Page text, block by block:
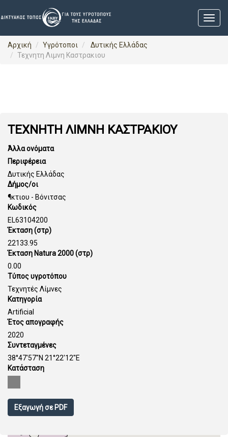
Αρχική Υγρότοποι
Δυτικής Ελλάδας
Τεχνητη Λιμνη Καστρακιου
ΤΕΧΝΗΤΗ ΛΙΜΝΗ ΚΑΣΤΡΑΚΙΟΥ
Άλλα ονόματα
Περιφέρεια
Δυτικής Ελλάδας
Δήμος/οι
¶κτιου - Βόνιτσας
Κωδικός
EL63104200
Έκταση (στρ)
22133.95
Έκταση Natura 2000 (στρ)
0.00
Τύπος υγροτόπου
Τεχνητές Λίμνες
Κατηγορία
Artificial
Έτος απογραφής
2020
Συντεταγμένες
38°47'57''N 21°22'12''E
Κατάσταση
Εξαγωγή σε PDF